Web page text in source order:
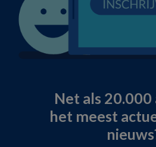
Net als
het meest